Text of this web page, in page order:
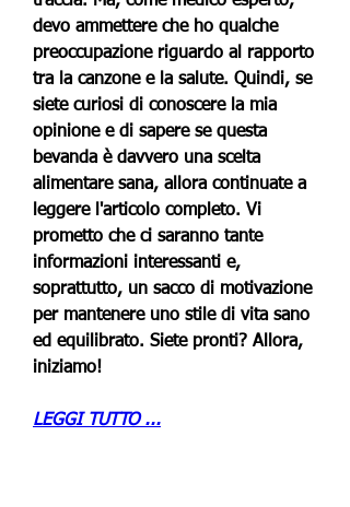
devo ammettere che ho qualche
preoccupazione riguardo al rapporto
tra la canzone e la salute. Quindi, se
siete curiosi di conoscere la mia
opinione e di sapere se questa
bevanda è davvero una scelta
alimentare sana, allora continuate a
leggere l'articolo completo. Vi
prometto che ci saranno tante
informazioni interessanti e,
soprattutto, un sacco di motivazione
per mantenere uno stile di vita sano
ed equilibrato. Siete pronti? Allora,
iniziamo!
LEGGI TUTTO ...